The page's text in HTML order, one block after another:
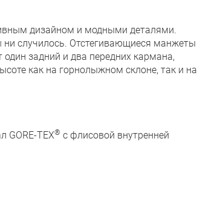
дизайном и модными деталями.
ни случилось. Отстегивающиеся манжеты
задний и два передних кармана,
как на горнолыжном склоне, так и на
GORE-TEX® с флисовой внутренней